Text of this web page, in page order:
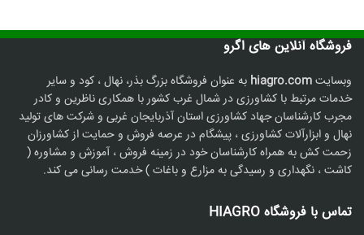
فروشگاه آنلاین های اگرو
وبسایتhiagro.com به عنوان فروشگاه بزرگ بذر، نهال ، کود و سایر
خدمات مرتبط با کشاورزی در شمال غرب کشور با همکاری ناظرین و کادر
مجرب کارشناسان جهاد کشاورزی استان آذربایجان غربی و شرکت های تولید
نهال و ابزارآلات کشاورزی ، پیشگام در عرصه فروش و حمایت از کشاورزان
زحمت کش به همراه کارشناسان خود در زمینه فروش ، آموزش و مشاوره (
کاشت ، نگهداری و رسیدگی به مزارع و باغات ) خدمت رسانی می کند.
تماس با فروشگاه HIAGRO